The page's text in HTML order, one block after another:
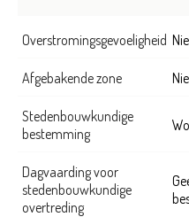
Overstromingsgevoeligheid
Afgebakende zone
Stedenbouwkundige
bestemming
Dagvaarding voor
stedenbouwkundige
overtreding